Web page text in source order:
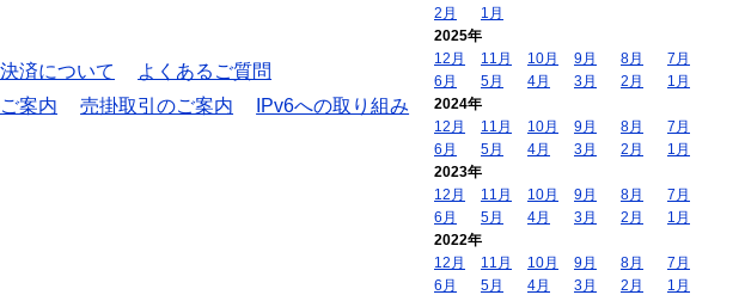
済について
よくあるご質問
案内 売掛取引のご案内
IPv6への取り組み
2月
1月
2025年
12月
11月 10月 9月 8月
7月
6月
5月 4月 3月 2月
1月
2024年
12月
11月 10月 9月 8月
7月
6月
5月 4月 3月 2月
1月
2023年
12月
11月 10月 9月 8月
7月
6月
5月 4月 3月 2月
1月
2022年
12月
11月 10月 9月 8月
7月
6月
5月 4月 3月 2月
1月